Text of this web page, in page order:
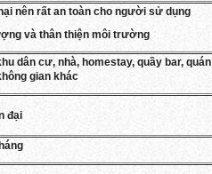
nên rất an toàn cho người sử dụng
và thân thiện môi trường
dân cư, nhà, homestay, quầy bar, quán
gian khác
đại